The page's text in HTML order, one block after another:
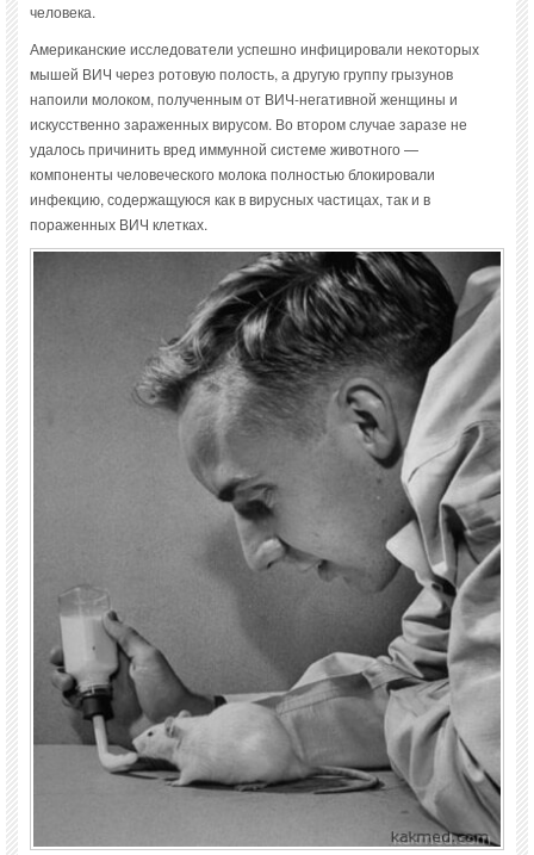
человека.
Американские исследователи успешно инфицировали некоторых
мышей ВИЧ через ротовую полость, а другую группу грызунов
напоили молоком, полученным от ВИЧ-негативной женщины и
искусственно зараженных вирусом. Во втором случае заразе не
удалось причинить вред иммунной системе животного —
компоненты человеческого молока полностью блокировали
инфекцию, содержащуюся как в вирусных частицах, так и в
пораженных ВИЧ клетках.